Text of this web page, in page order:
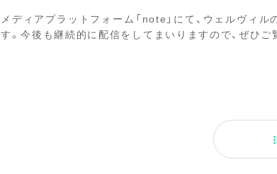
メディアプラットフォーム「note」にて、ウェルヴィ
す。今後も継続的に配信をしてまいりますので、ぜひご